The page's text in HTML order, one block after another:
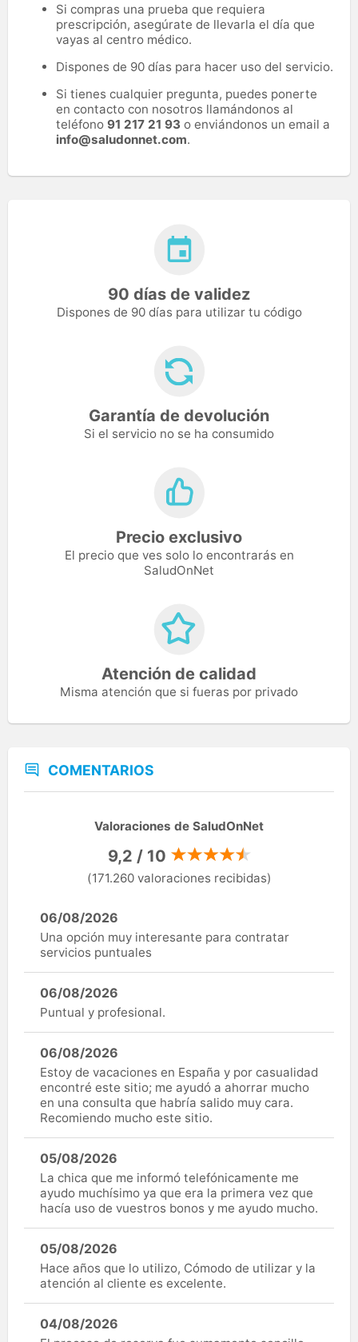
Si compras una prueba que requiera
prescripción, asegúrate de llevarla el día que
vayas al centro médico.
Dispones de 90 días para hacer uso del servicio.
Si tienes cualquier pregunta, puedes ponerte
en contacto con nosotros llamándonos al
teléfono 91 217 21 93 o enviándonos un email a
info@saludonnet.com.
90 días de validez
Dispones de 90 días para utilizar tu código
Garantía de devolución
Si el servicio no se ha consumido
Precio exclusivo
El precio que ves solo lo encontrarás en
SaludOnNet
Atención de calidad
Misma atención que si fueras por privado
COMENTARIOS
Valoraciones de SaludOnNet
9,2 / 10
(171.260 valoraciones recibidas)
06/08/2026
Una opción muy interesante para contratar
servicios puntuales
06/08/2026
Puntual y profesional.
06/08/2026
Estoy de vacaciones en España y por casualidad
encontré este sitio; me ayudó a ahorrar mucho
en una consulta que habría salido muy cara.
Recomiendo mucho este sitio.
05/08/2026
La chica que me informó telefónicamente me
ayudo muchísimo ya que era la primera vez que
hacía uso de vuestros bonos y me ayudo mucho.
05/08/2026
Hace años que lo utilizo, Cómodo de utilizar y la
atención al cliente es excelente.
04/08/2026